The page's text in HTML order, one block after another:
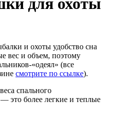
для охоты
и охоты удобство сна
вес и объем, поэтому
«одеял» (все
смотрите по ссылке).
спального
— это более легкие и теплые